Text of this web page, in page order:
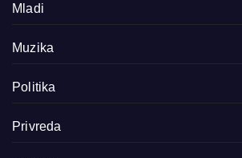
Mladi
Muzika
Politika
Privreda